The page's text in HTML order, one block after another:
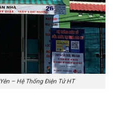
– Hệ Thống Điện Tử HT